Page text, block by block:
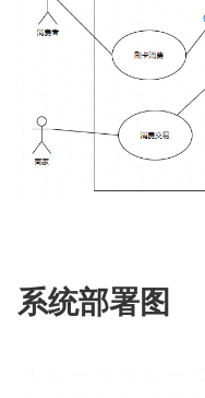
系统部署图